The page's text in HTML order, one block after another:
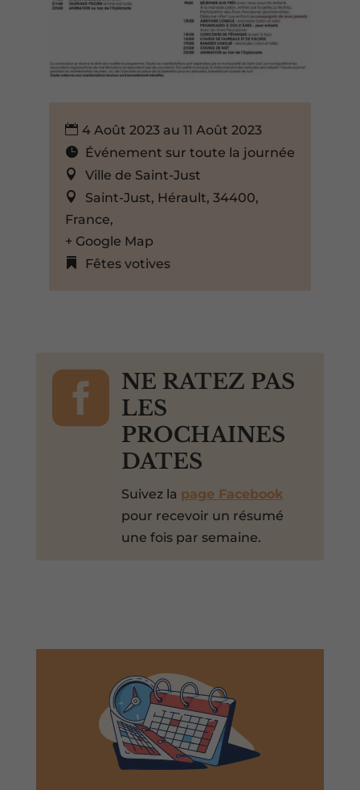
4 Août 2023 au 11 Août 2023
Événement sur toute la journée
Ville de Saint-Just
Saint-Just, Hérault, 34400,
France,
+ Google Map
Fêtes votives

NE RATEZ PAS
LES
PROCHAINES
DATES
Suivez la page Facebook
pour recevoir un résumé
une fois par semaine.